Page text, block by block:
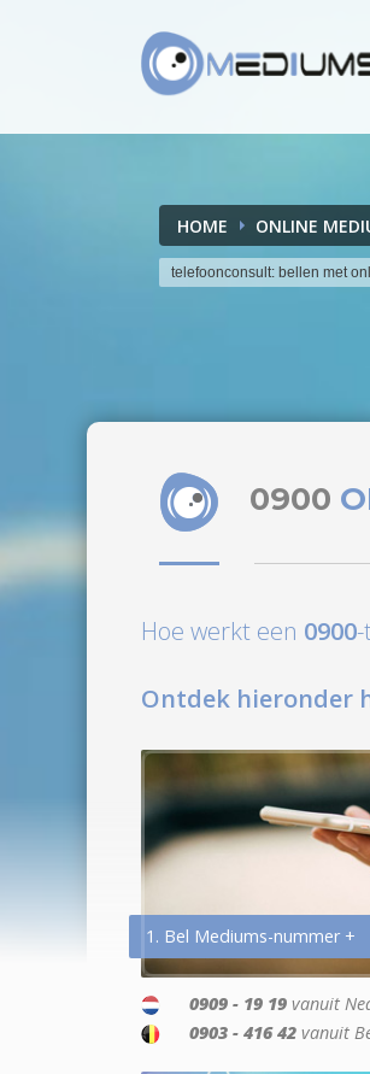
HOME ONLINE
telefoonconsult: bellen met
0900
Hoe werkt een 0900
Ontdek hieronder
1. Bel Mediums-nummer +
0909 - 19 19 vanuit
0903 - 416 42 vanuit